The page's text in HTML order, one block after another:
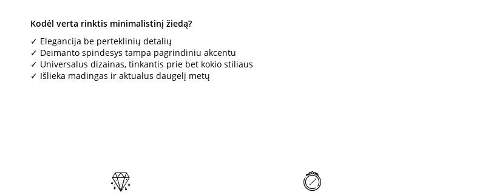
Kodėl verta rinktis minimalistinį žiedą?
✓ Elegancija be perteklinių detalių
✓ Deimanto spindesys tampa pagrindiniu akcentu
✓ Universalus dizainas, tinkantis prie bet kokio stiliaus
✓ Išlieka madingas ir aktualus daugelį metų